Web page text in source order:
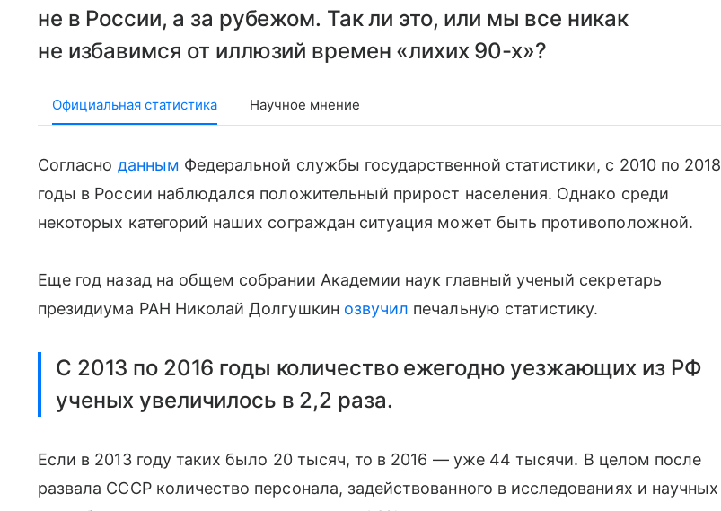
не в России, а за рубежом. Так ли это, или мы все никак
не избавимся от иллюзий времен «лихих 90-х»?
Официальная статистика Научное мнение
Согласно данным Федеральной службы государственной статистики, с 2010 по 2018
годы в России наблюдался положительный прирост населения. Однако среди
некоторых категорий наших сограждан ситуация может быть противоположной.
Еще год назад на общем собрании Академии наук главный ученый секретарь
президиума РАН Николай Долгушкин озвучил печальную статистику.
С 2013 по 2016 годы количество ежегодно уезжающих из РФ
ученых увеличилось в 2,2 раза.
Если в 2013 году таких было 20 тысяч, то в 2016 — уже 44 тысячи. В целом после
развала СССР количество персонала, задействованного в исследованиях и научных